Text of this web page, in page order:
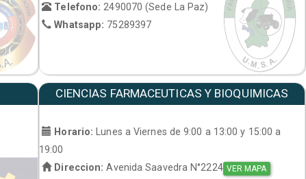
Telefono: 2490070 (Sede La Paz)
Whatsapp: 75289397
CIENCIAS FARMACEUTICAS Y BIOQUIMICAS
Horario: Lunes a Viernes de 9:00 a 13:00 y 15:00 a
19:00
Direccion: Avenida Saavedra N°2224 VER MAPA